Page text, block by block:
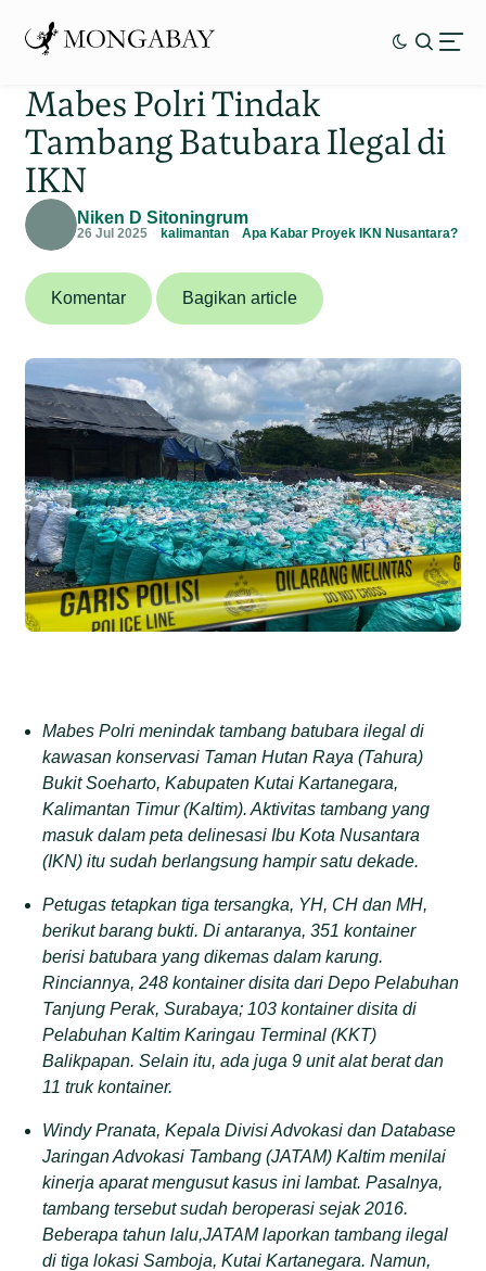
Mabes Polri Tindak
Tambang Batubara Ilegal di
IKN
Niken D Sitoningrum
26 Jul 2025 kalimantan Apa Kabar Proyek IKN Nusantara?
Komentar Bagikan article
Mabes Polri menindak tambang batubara ilegal di
kawasan konservasi Taman Hutan Raya (Tahura)
Bukit Soeharto, Kabupaten Kutai Kartanegara,
Kalimantan Timur (Kaltim). Aktivitas tambang yang
masuk dalam peta delinesasi Ibu Kota Nusantara
(IKN) itu sudah berlangsung hampir satu dekade.
Petugas tetapkan tiga tersangka, YH, CH dan MH,
berikut barang bukti. Di antaranya, 351 kontainer
berisi batubara yang dikemas dalam karung.
Rinciannya, 248 kontainer disita dari Depo Pelabuhan
Tanjung Perak, Surabaya; 103 kontainer disita di
Pelabuhan Kaltim Karingau Terminal (KKT)
Balikpapan. Selain itu, ada juga 9 unit alat berat dan
11 truk kontainer.
Windy Pranata, Kepala Divisi Advokasi dan Database
Jaringan Advokasi Tambang (JATAM) Kaltim menilai
kinerja aparat mengusut kasus ini lambat. Pasalnya,
tambang tersebut sudah beroperasi sejak 2016.
Beberapa tahun lalu,JATAM laporkan tambang ilegal
di tiga lokasi Samboja, Kutai Kartanegara. Namun,